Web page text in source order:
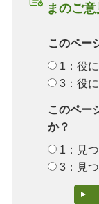
まのご
このペー
1：役
3：役
このペー
か？
1：見
3：見